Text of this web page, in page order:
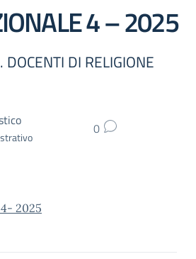
4 – 2025
DOCENTI DI RELIGIONE
0
4- 2025